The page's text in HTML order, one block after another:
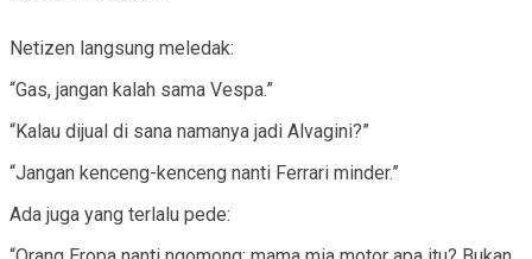
Netizen langsung meledak:
“Gas, jangan kalah sama Vespa.”
“Kalau dijual di sana namanya jadi Alvagini?”
“Jangan kenceng-kenceng nanti Ferrari minder.”
Ada juga yang terlalu pede: